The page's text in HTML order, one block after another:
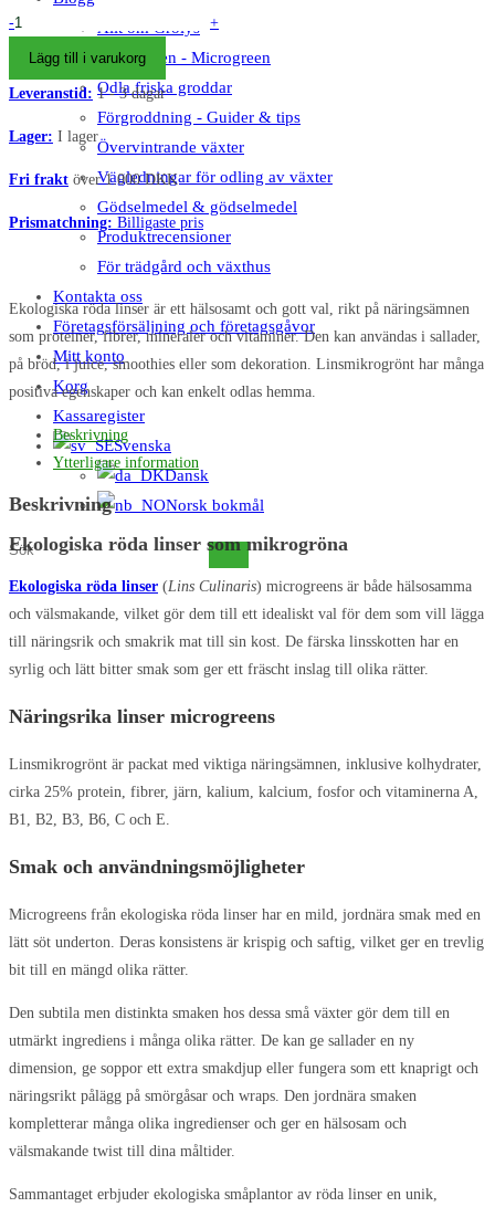
Allt om Grolys
Microgreen - Microgreen
Odla friska groddar
Förgroddning - Guider & tips
Övervintrande växter
Vägledningar för odling av växter
Gödselmedel & gödselmedel
Produktrecensioner
För trädgård och växthus
Kontakta oss
Företagsförsäljning och företagsgåvor
Mitt konto
Korg
Kassaregister
Svenska
Dansk
Norsk bokmål
Sök
på
denna
webbplats
Rød
Linse
-
Økologiske
Frø
mängd
- +
Lägg till i varukorg
Leveranstid: 1 - 3 dagar
Lager: I lager
Fri frakt över 1.000 DKK
Prismatchning: Billigaste pris
Ekologiska röda linser är ett hälsosamt och gott val, rikt på näringsämnen
som proteiner, fibrer, mineraler och vitaminer. Den kan användas i sallader,
på bröd, i juice, smoothies eller som dekoration. Linsmikrogrönt har många
positiva egenskaper och kan enkelt odlas hemma.
Beskrivning
Ytterligare information
Beskrivning
Ekologiska röda linser som mikrogröna
Ekologiska röda linser (Lins Culinaris) microgreens är både hälsosamma
och välsmakande, vilket gör dem till ett idealiskt val för dem som vill lägga
till näringsrik och smakrik mat till sin kost. De färska linsskotten har en
syrlig och lätt bitter smak som ger ett fräscht inslag till olika rätter.
Näringsrika linser microgreens
Linsmikrogrönt är packat med viktiga näringsämnen, inklusive kolhydrater,
cirka 25% protein, fibrer, järn, kalium, kalcium, fosfor och vitaminerna A,
B1, B2, B3, B6, C och E.
Smak och användningsmöjligheter
Microgreens från ekologiska röda linser har en mild, jordnära smak med en
lätt söt underton. Deras konsistens är krispig och saftig, vilket ger en trevlig
bit till en mängd olika rätter.
Den subtila men distinkta smaken hos dessa små växter gör dem till en
utmärkt ingrediens i många olika rätter. De kan ge sallader en ny
dimension, ge soppor ett extra smakdjup eller fungera som ett knaprigt och
näringsrikt pålägg på smörgåsar och wraps. Den jordnära smaken
kompletterar många olika ingredienser och ger en hälsosam och
välsmakande twist till dina måltider.
Sammantaget erbjuder ekologiska småplantor av röda linser en unik,